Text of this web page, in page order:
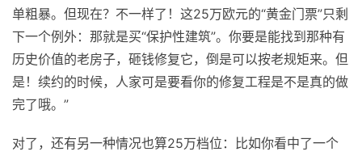
单粗暴。但现在？不一样了！这25万欧元的“黄金门票”只剩
下一个例外：那就是买“保护性建筑”。你要是能找到那种有
历史价值的老房子，砸钱修复它，倒是可以按老规矩来。但
是！续约的时候，人家可是要看你的修复工程是不是真的做
完了哦。”
对了，还有另一种情况也算25万档位：比如你看中了一个